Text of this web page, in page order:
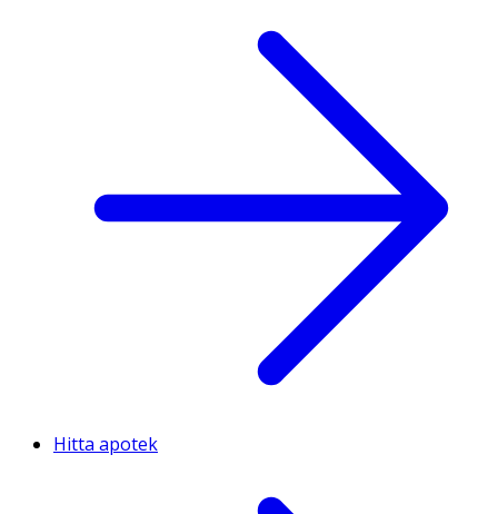
Hitta apotek